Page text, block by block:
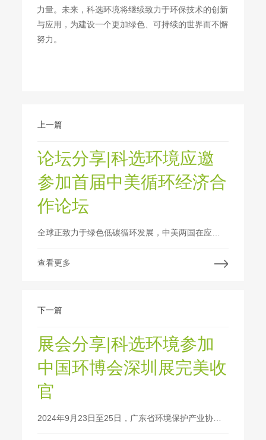
力量。未来，科选环境将继续致力于环保技术的创新
与应用，为建设一个更加绿色、可持续的世界而不懈
努力。
上一篇
论坛分享|科选环境应邀
参加首届中美循环经济合
作论坛
查看更多
下一篇
展会分享|科选环境参加
中国环博会深圳展完美收
官